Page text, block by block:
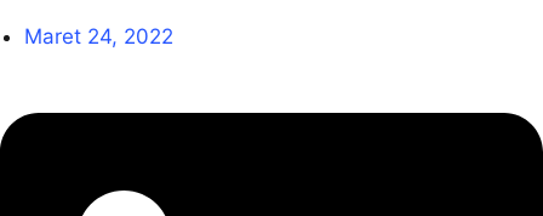
Maret 24, 2022